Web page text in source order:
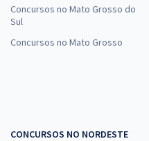
Concursos no Mato Grosso do
Sul
Concursos no Mato Grosso
CONCURSOS NO NORDESTE